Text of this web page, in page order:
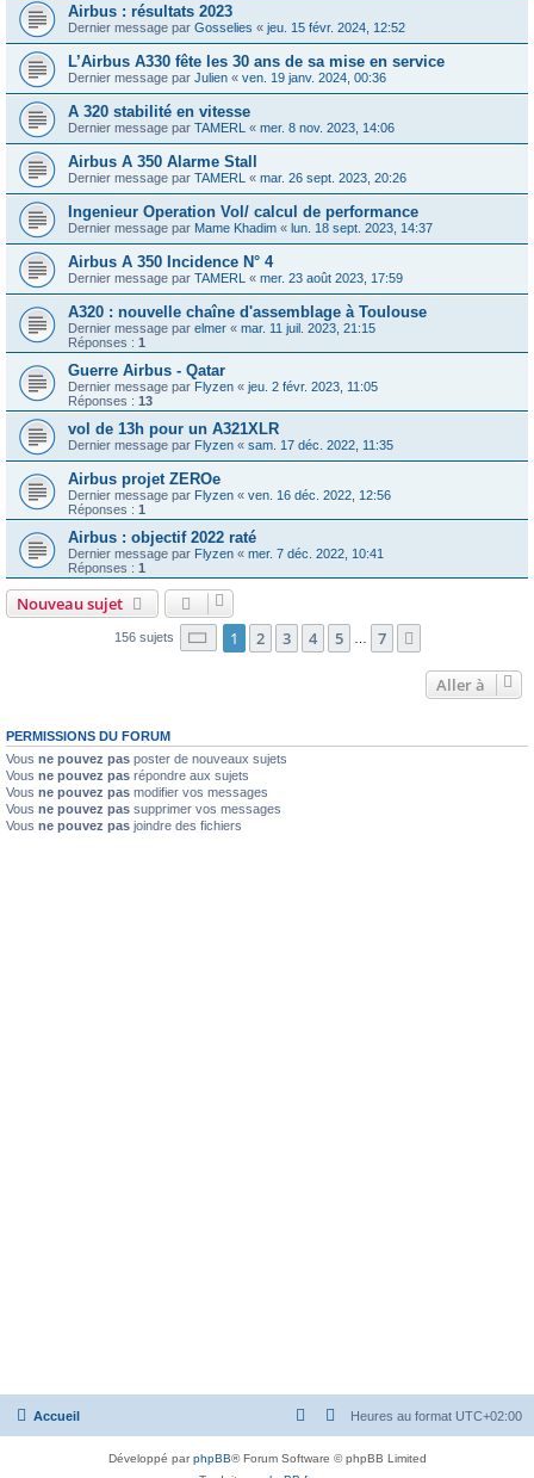
Airbus : résultats 2023
Dernier message par Gosselies « jeu. 15 févr. 2024, 12:52
L’Airbus A330 fête les 30 ans de sa mise en service
Dernier message par Julien « ven. 19 janv. 2024, 00:36
A 320 stabilité en vitesse
Dernier message par TAMERL « mer. 8 nov. 2023, 14:06
Airbus A 350 Alarme Stall
Dernier message par TAMERL « mar. 26 sept. 2023, 20:26
Ingenieur Operation Vol/ calcul de performance
Dernier message par Mame Khadim « lun. 18 sept. 2023, 14:37
Airbus A 350 Incidence N° 4
Dernier message par TAMERL « mer. 23 août 2023, 17:59
A320 : nouvelle chaîne d'assemblage à Toulouse
Dernier message par elmer « mar. 11 juil. 2023, 21:15
Réponses : 1
Guerre Airbus - Qatar
Dernier message par Flyzen « jeu. 2 févr. 2023, 11:05
Réponses : 13
vol de 13h pour un A321XLR
Dernier message par Flyzen « sam. 17 déc. 2022, 11:35
Airbus projet ZEROe
Dernier message par Flyzen « ven. 16 déc. 2022, 12:56
Réponses : 1
Airbus : objectif 2022 raté
Dernier message par Flyzen « mer. 7 déc. 2022, 10:41
Réponses : 1
Nouveau sujet
156 sujets Page 1sur7
1 2 3 4 5 7
Aller à
PERMISSIONS DU FORUM
Vous ne pouvez pas poster de nouveaux sujets
Vous ne pouvez pas répondre aux sujets
Vous ne pouvez pas modifier vos messages
Vous ne pouvez pas supprimer vos messages
Vous ne pouvez pas joindre des fichiers
Accueil Heures au format UTC+02:00
Développé parphpBB® Forum Software © phpBB Limited